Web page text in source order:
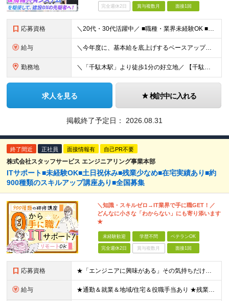
完全週休2日 賞与複数月 面接1回
応募資格 ＼20代・30代活躍中／ ■職種・業界未経験OK ■第二新卒歓迎 ■学歴不問 ＼こんな方にぴったりです／ ◎ドローン操縦、最新のガジェット、映像クリエイティブに興味がある方 ◎ゲームや機械をいじるの
給与 ＼今年度に、基本給を底上げするベースアップを実施！／ ◆月給23万～40万円＋賞与年2回＋交通費全額支給 ※経験・資格・能力等を考慮の上、当社規定により優遇します。 ※上記の金額に加えて、時間外手当
勤務地 ＼「千駄木駅」より徒歩1分の好立地／ 【千駄木営業所】 東京都文京区千駄木3-31-12 ワコーレ千駄木ビル4階 ☆他の拠点でも募集中！ 【関西営業所】 大阪府大阪市西区西本町1-7-21 ニシモト
求人を見る 検討中に入れる
掲載終了予定日： 2026.08.31
終了間近 正社員 面接情報有 自己PR不要
株式会社スタッフサービス エンジニアリング事業本部
ITサポート■未経験OK■土日祝休み■残業少なめ■在宅実績あり■約
900種類のスキルアップ講座あり■全国募集
＼知識・スキルゼロ→IT業界で手に職GET！／
どんなに小さな「わからない」にも寄り添います
★
未経験歓迎 学歴不問 ベテランOK
完全週休2日 賞与複数月 面接1回
応募資格 ★「エンジニアに興味がある」その気持ちだけでOK！ ■学歴不問 ■IT知識・実務経験は一切不問！未経験・第二新卒大歓迎 ★ITサポート・IT事務やエンジニアの経験をお持ちの方は優遇します！ 地方在住
給与 ★通勤＆就業＆地域/住宅＆役職手当あり ★残業代は全額支給 ★選べる給与制度あり！ ■東京・神奈川・千葉・埼玉勤務の場合 月給24.5万円～55万円＋諸手当 （残業代は全額支給） (20,000円の